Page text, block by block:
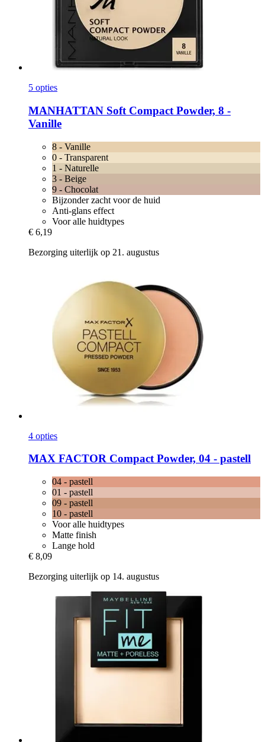
5 opties
MANHATTAN Soft Compact Powder, 8 -​
Vanille
8 - Vanille
0 - Transparent
1 - Naturelle
3 - Beige
9 - Chocolat
Bijzonder zacht voor de huid
Anti-glans effect
Voor alle huidtypes
€ 6,19
Bezorging uiterlijk op 21. augustus
4 opties
MAX FACTOR Compact Powder, 04 -​ pastell
04 - pastell
01 - pastell
09 - pastell
10 - pastell
Voor alle huidtypes
Matte finish
Lange hold
€ 8,09
Bezorging uiterlijk op 14. augustus